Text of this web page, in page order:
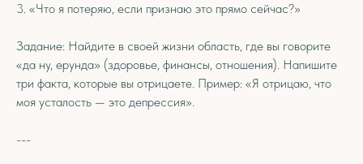
3. «Что я потеряю, если признаю это прямо сейчас?»
Задание: Найдите в своей жизни область, где вы говорите
«да ну, ерунда» (здоровье, финансы, отношения). Напишите
три факта, которые вы отрицаете. Пример: «Я отрицаю, что
моя усталость — это депрессия».
---